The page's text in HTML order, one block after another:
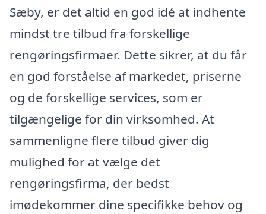
Sæby, er det altid en god idé at indhente
mindst tre tilbud fra forskellige
rengøringsfirmaer. Dette sikrer, at du får
en god forståelse af markedet, priserne
og de forskellige services, som er
tilgængelige for din virksomhed. At
sammenligne flere tilbud giver dig
mulighed for at vælge det
rengøringsfirma, der bedst
imødekommer dine specifikke behov og